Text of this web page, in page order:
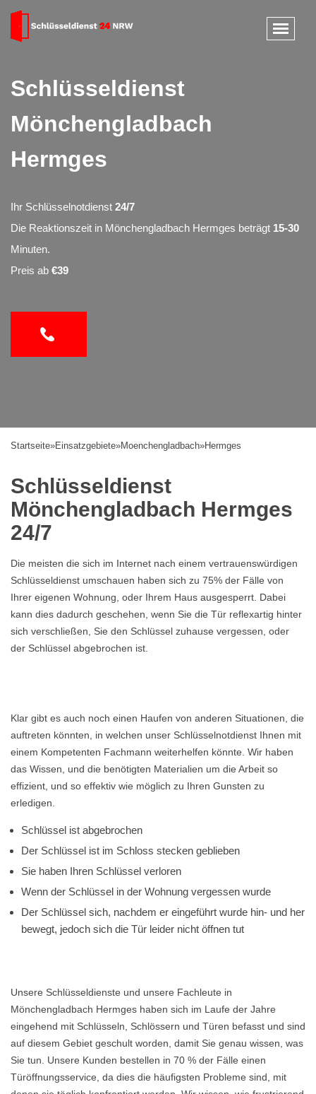
Schlüsseldienst
Mönchengladbach
Hermges
Ihr Schlüsselnotdienst 24/7
Die Reaktionszeit in Mönchengladbach Hermges beträgt 15-30
Minuten.
Preis ab €39
Startseite»Einsatzgebiete»Moenchengladbach»Hermges
Schlüsseldienst
Mönchengladbach Hermges
24/7
Die meisten die sich im Internet nach einem vertrauenswürdigen
Schlüsseldienst umschauen haben sich zu 75% der Fälle von
Ihrer eigenen Wohnung, oder Ihrem Haus ausgesperrt. Dabei
kann dies dadurch geschehen, wenn Sie die Tür reflexartig hinter
sich verschließen, Sie den Schlüssel zuhause vergessen, oder
der Schlüssel abgebrochen ist.
Klar gibt es auch noch einen Haufen von anderen Situationen, die
auftreten könnten, in welchen unser Schlüsselnotdienst Ihnen mit
einem Kompetenten Fachmann weiterhelfen könnte. Wir haben
das Wissen, und die benötigten Materialien um die Arbeit so
effizient, und so effektiv wie möglich zu Ihren Gunsten zu
erledigen.
Schlüssel ist abgebrochen
Der Schlüssel ist im Schloss stecken geblieben
Sie haben Ihren Schlüssel verloren
Wenn der Schlüssel in der Wohnung vergessen wurde
Der Schlüssel sich, nachdem er eingeführt wurde hin- und her
bewegt, jedoch sich die Tür leider nicht öffnen tut
Unsere Schlüsseldienste und unsere Fachleute in
Mönchengladbach Hermges haben sich im Laufe der Jahre
eingehend mit Schlüsseln, Schlössern und Türen befasst und sind
auf diesem Gebiet geschult worden, damit Sie genau wissen, was
Sie tun. Unsere Kunden bestellen in 70 % der Fälle einen
Türöffnungsservice, da dies die häufigsten Probleme sind, mit